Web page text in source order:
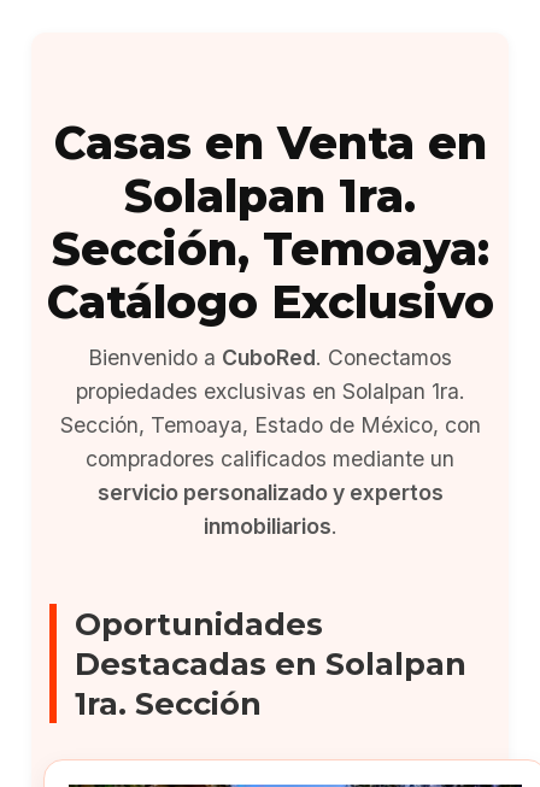
Casas en Venta en
Solalpan 1ra.
Sección, Temoaya:
Catálogo Exclusivo
Bienvenido a CuboRed. Conectamos
propiedades exclusivas en Solalpan 1ra.
Sección, Temoaya, Estado de México, con
compradores calificados mediante un
servicio personalizado y expertos
inmobiliarios.
Oportunidades
Destacadas en Solalpan
1ra. Sección